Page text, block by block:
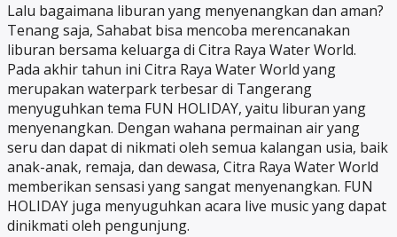
Lalu bagaimana liburan yang menyenangkan dan aman?
Tenang saja, Sahabat bisa mencoba merencanakan
liburan bersama keluarga di Citra Raya Water World.
Pada akhir tahun ini Citra Raya Water World yang
merupakan waterpark terbesar di Tangerang
menyuguhkan tema FUN HOLIDAY, yaitu liburan yang
menyenangkan. Dengan wahana permainan air yang
seru dan dapat di nikmati oleh semua kalangan usia, baik
anak-anak, remaja, dan dewasa, Citra Raya Water World
memberikan sensasi yang sangat menyenangkan. FUN
HOLIDAY juga menyuguhkan acara live music yang dapat
dinikmati oleh pengunjung.